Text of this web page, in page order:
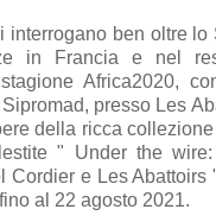
interrogano ben oltre lo
in Francia e nel
Africa2020,
presso Les
della ricca
" Under the
Cordier e Les Abattoirs
al 22 agosto 2021.